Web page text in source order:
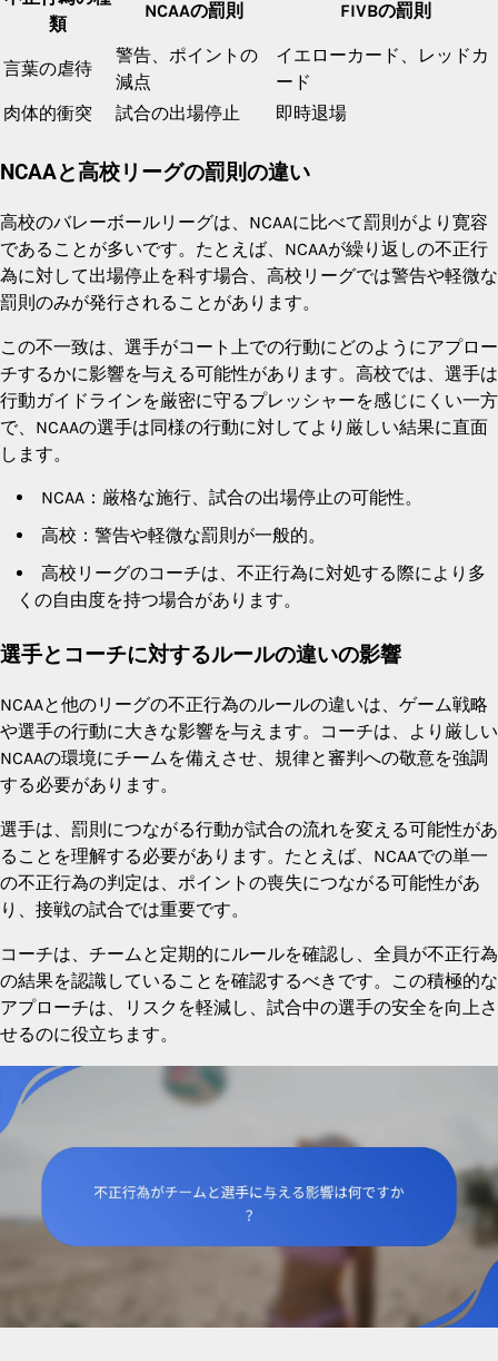
類
NCAAの罰則 FIVBの罰則
言葉の虐待
警告、ポイントの
減点
イエローカード、レッドカ
ード
肉体的衝突
試合の出場停止 即時退場
NCAAと高校リーグの罰則の違い
高校のバレーボールリーグは、NCAAに比べて罰則がより寛容
であることが多いです。たとえば、NCAAが繰り返しの不正行
為に対して出場停止を科す場合、高校リーグでは警告や軽微な
罰則のみが発行されることがあります。
この不一致は、選手がコート上での行動にどのようにアプロー
チするかに影響を与える可能性があります。高校では、選手は
行動ガイドラインを厳密に守るプレッシャーを感じにくい一方
で、NCAAの選手は同様の行動に対してより厳しい結果に直面
します。
NCAA：厳格な施行、試合の出場停止の可能性。
高校：警告や軽微な罰則が一般的。
高校リーグのコーチは、不正行為に対処する際により多
くの自由度を持つ場合があります。
選手とコーチに対するルールの違いの影響
NCAAと他のリーグの不正行為のルールの違いは、ゲーム戦略
や選手の行動に大きな影響を与えます。コーチは、より厳しい
NCAAの環境にチームを備えさせ、規律と審判への敬意を強調
する必要があります。
選手は、罰則につながる行動が試合の流れを変える可能性があ
ることを理解する必要があります。たとえば、NCAAでの単一
の不正行為の判定は、ポイントの喪失につながる可能性があ
り、接戦の試合では重要です。
コーチは、チームと定期的にルールを確認し、全員が不正行為
の結果を認識していることを確認するべきです。この積極的な
アプローチは、リスクを軽減し、試合中の選手の安全を向上さ
せるのに役立ちます。